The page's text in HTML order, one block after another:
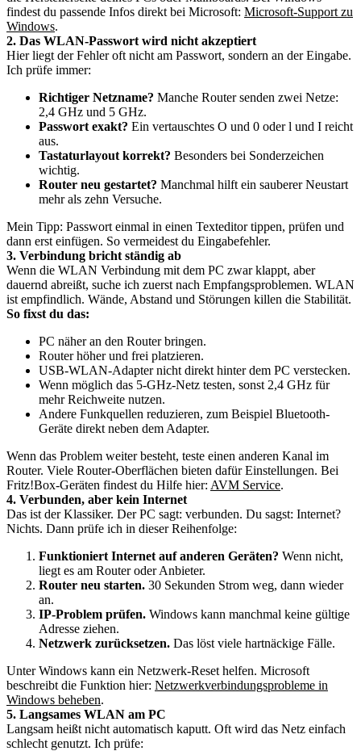
findest du passende Infos direkt bei Microsoft: Microsoft-Support zu
Windows.
2. Das WLAN-Passwort wird nicht akzeptiert
Hier liegt der Fehler oft nicht am Passwort, sondern an der Eingabe.
Ich prüfe immer:
Richtiger Netzname? Manche Router senden zwei Netze:
2,4 GHz und 5 GHz.
Passwort exakt? Ein vertauschtes O und 0 oder l und I reicht
aus.
Tastaturlayout korrekt? Besonders bei Sonderzeichen
wichtig.
Router neu gestartet? Manchmal hilft ein sauberer Neustart
mehr als zehn Versuche.
Mein Tipp: Passwort einmal in einen Texteditor tippen, prüfen und
dann erst einfügen. So vermeidest du Eingabefehler.
3. Verbindung bricht ständig ab
Wenn die WLAN Verbindung mit dem PC zwar klappt, aber
dauernd abreißt, suche ich zuerst nach Empfangsproblemen. WLAN
ist empfindlich. Wände, Abstand und Störungen killen die Stabilität.
So fixst du das:
PC näher an den Router bringen.
Router höher und frei platzieren.
USB-WLAN-Adapter nicht direkt hinter dem PC verstecken.
Wenn möglich das 5-GHz-Netz testen, sonst 2,4 GHz für
mehr Reichweite nutzen.
Andere Funkquellen reduzieren, zum Beispiel Bluetooth-
Geräte direkt neben dem Adapter.
Wenn das Problem weiter besteht, teste einen anderen Kanal im
Router. Viele Router-Oberflächen bieten dafür Einstellungen. Bei
Fritz!Box-Geräten findest du Hilfe hier: AVM Service.
4. Verbunden, aber kein Internet
Das ist der Klassiker. Der PC sagt: verbunden. Du sagst: Internet?
Nichts. Dann prüfe ich in dieser Reihenfolge:
Funktioniert Internet auf anderen Geräten? Wenn nicht,
liegt es am Router oder Anbieter.
Router neu starten. 30 Sekunden Strom weg, dann wieder
an.
IP-Problem prüfen. Windows kann manchmal keine gültige
Adresse ziehen.
Netzwerk zurücksetzen. Das löst viele hartnäckige Fälle.
Unter Windows kann ein Netzwerk-Reset helfen. Microsoft
beschreibt die Funktion hier: Netzwerkverbindungsprobleme in
Windows beheben.
5. Langsames WLAN am PC
Langsam heißt nicht automatisch kaputt. Oft wird das Netz einfach
schlecht genutzt. Ich prüfe: